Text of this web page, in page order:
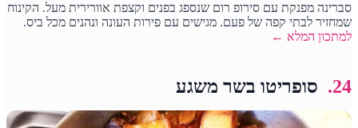
סברינה מפנקת עם סירופ רום שנספג בפנים וקצפת אוורירית מעל. הקינוח
שמחזיר לבתי קפה של פעם. מגישים עם פירות העונה ונהנים מכל ביס.
למתכון המלא ←
24. סופריטו בשר משגע